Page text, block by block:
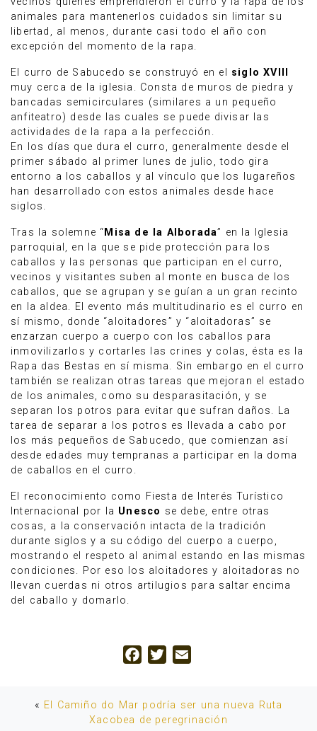
animales para mantenerlos cuidados sin limitar su
libertad, al menos, durante casi todo el año con
excepción del momento de la rapa.
El curro de Sabucedo se construyó en el siglo XVIII
muy cerca de la iglesia. Consta de muros de piedra y
bancadas semicirculares (similares a un pequeño
anfiteatro) desde las cuales se puede divisar las
actividades de la rapa a la perfección.
En los días que dura el curro, generalmente desde el
primer sábado al primer lunes de julio, todo gira
entorno a los caballos y al vínculo que los lugareños
han desarrollado con estos animales desde hace
siglos.
Tras la solemne “ Misa de la Alborada” en la Iglesia
parroquial, en la que se pide protección para los
caballos y las personas que participan en el curro,
vecinos y visitantes suben al monte en busca de los
caballos, que se agrupan y se guían a un gran recinto
en la aldea. El evento más multitudinario es el curro en
sí mismo, donde “aloitadores” y “aloitadoras” se
enzarzan cuerpo a cuerpo con los caballos para
inmovilizarlos y cortarles las crines y colas, ésta es la
Rapa das Bestas en sí misma. Sin embargo en el curro
también se realizan otras tareas que mejoran el estado
de los animales, como su desparasitación, y se
separan los potros para evitar que sufran daños. La
tarea de separar a los potros es llevada a cabo por
los más pequeños de Sabucedo, que comienzan así
desde edades muy tempranas a participar en la doma
de caballos en el curro.
El reconocimiento como Fiesta de Interés Turístico
Internacional por la Unesco se debe, entre otras
cosas, a la conservación intacta de la tradición
durante siglos y a su código del cuerpo a cuerpo,
mostrando el respeto al animal estando en las mismas
condiciones. Por eso los aloitadores y aloitadoras no
llevan cuerdas ni otros artilugios para saltar encima
del caballo y domarlo.
Facebook
Twitter
« El Camiño do Mar podría ser una nueva Ruta
Xacobea de peregrinación